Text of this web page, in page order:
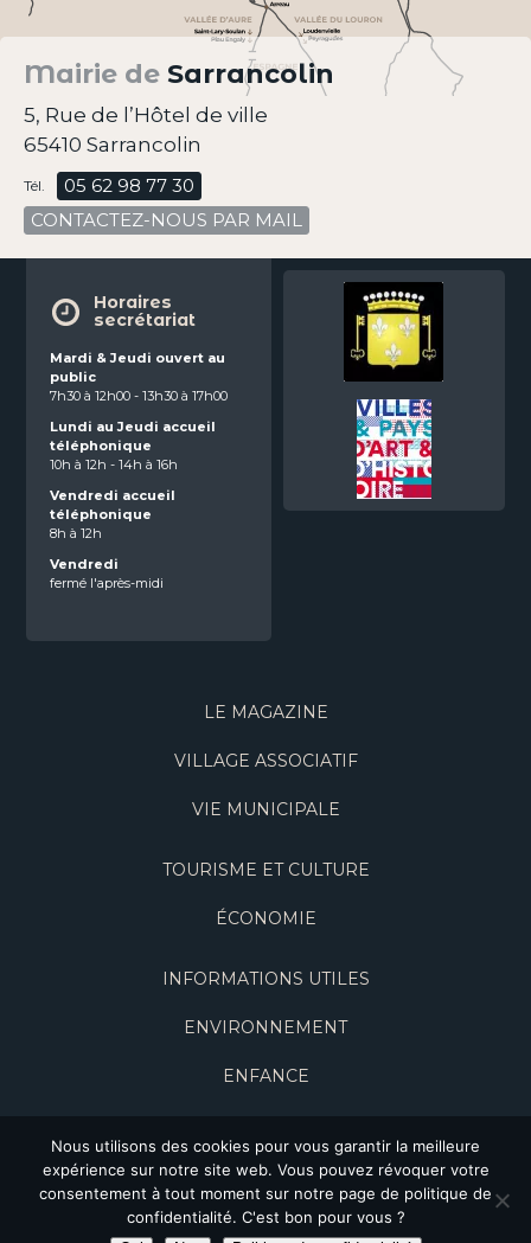
Mairie de Sarrancolin
5, Rue de l’Hôtel de ville
65410 Sarrancolin
Tél.
05 62 98 77 30
CONTACTEZ-NOUS PAR MAIL
Horaires
secrétariat
Mardi & Jeudi ouvert au
public
7h30 à 12h00 - 13h30 à 17h00
Lundi au Jeudi accueil
téléphonique
10h à 12h - 14h à 16h
Vendredi accueil
téléphonique
8h à 12h
Vendredi
fermé l'après-midi
LE MAGAZINE
VILLAGE ASSOCIATIF
VIE MUNICIPALE
TOURISME ET CULTURE
ÉCONOMIE
INFORMATIONS UTILES
ENVIRONNEMENT
ENFANCE
PLAN DU SITE - MENTIONS LÉGALES POLITIQUE DE CONFIDENTIALITÉ
CONNEXION
Nous utilisons des cookies pour vous garantir la meilleure
expérience sur notre site web. Vous pouvez révoquer votre
consentement à tout moment sur notre page de politique de
confidentialité. C'est bon pour vous ?